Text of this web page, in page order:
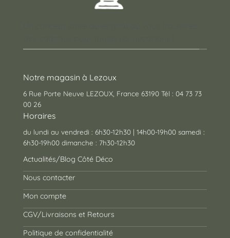
Notre magasin à Lezoux
6 Rue Porte Neuve LEZOUX, France 63190 Tél : 04 73 73
00 26
Horaires
du lundi au vendredi : 6h30-12h30 | 14h00-19h00 samedi :
6h30-19h00 dimanche : 7h30-12h30
Actualités/Blog Côté Déco
Nous contacter
Mon compte
CGV/Livraisons et Retours
Politique de confidentialité